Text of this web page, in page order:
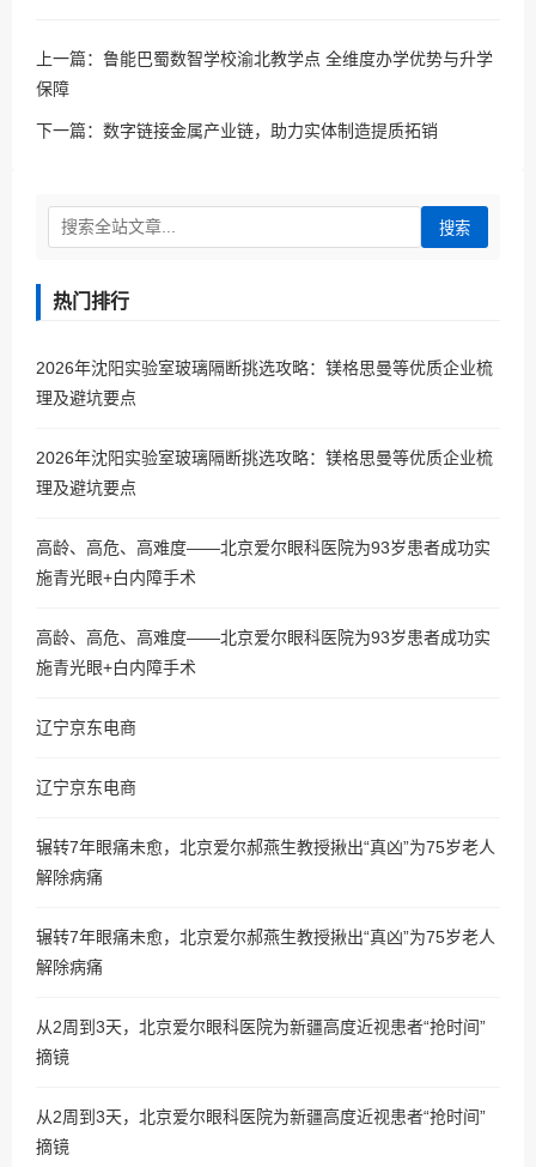
上一篇： 鲁能巴蜀数智学校渝北教学点 全维度办学优势与升学
保障
下一篇： 数字链接金属产业链，助力实体制造提质拓销
搜索
热门排行
2026年沈阳实验室玻璃隔断挑选攻略：镁格思曼等优质企业梳
理及避坑要点
2026年沈阳实验室玻璃隔断挑选攻略：镁格思曼等优质企业梳
理及避坑要点
高龄、高危、高难度——北京爱尔眼科医院为93岁患者成功实
施青光眼+白内障手术
高龄、高危、高难度——北京爱尔眼科医院为93岁患者成功实
施青光眼+白内障手术
辽宁京东电商
辽宁京东电商
辗转7年眼痛未愈，北京爱尔郝燕生教授揪出“真凶”为75岁老人
解除病痛
辗转7年眼痛未愈，北京爱尔郝燕生教授揪出“真凶”为75岁老人
解除病痛
从2周到3天，北京爱尔眼科医院为新疆高度近视患者“抢时间”
摘镜
从2周到3天，北京爱尔眼科医院为新疆高度近视患者“抢时间”
摘镜